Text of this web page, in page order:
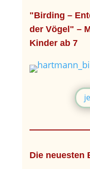
"Birding –
der Vögel" –
Kinder ab 7
Die neuesten